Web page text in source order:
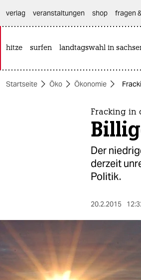
themen
nord
wahrheit
verlag
veranstaltungen shop fragen
hitze surfen landtagswahl in
Startseite Öko Ökonomie
Fracking in
Der
derzeit
Politik.
20.2.2015